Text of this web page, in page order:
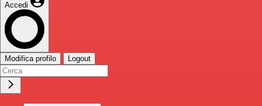
Accedi
Modifica profilo Logout